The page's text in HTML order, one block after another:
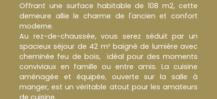
Offrant une surface habitable de 108 m2, cette
demeure allie le charme de l'ancien et confort
moderne.
Au rez-de-chaussée, vous serez séduit par un
spacieux séjour de 42 m² baigné de lumière avec
cheminée feu de bois, idéal pour des moments
conviviaux en famille ou entre amis. La cuisine
aménagée et équipée, ouverte sur la salle à
manger, est un véritable atout pour les amateurs